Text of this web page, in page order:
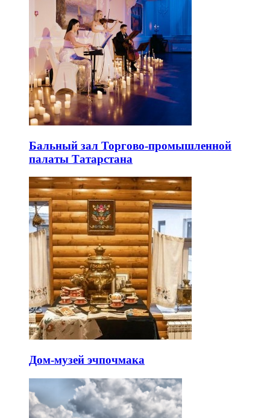
Бальный зал Торгово-промышленной
палаты Татарстана
Дом-музей эчпочмака